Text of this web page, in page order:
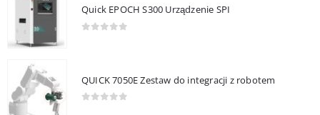
Quick EPOCH S300 Urządzenie SPI
QUICK 7050E Zestaw do integracji z robotem